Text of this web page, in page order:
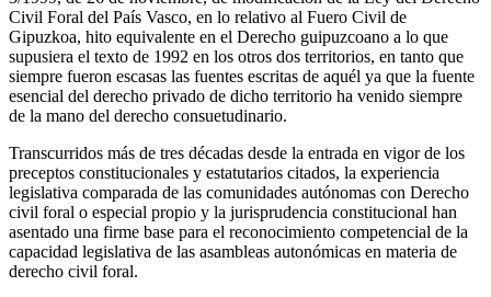
Civil Foral del País Vasco, en lo relativo al Fuero Civil de
Gipuzkoa, hito equivalente en el Derecho guipuzcoano a lo que
supusiera el texto de 1992 en los otros dos territorios, en tanto que
siempre fueron escasas las fuentes escritas de aquél ya que la fuente
esencial del derecho privado de dicho territorio ha venido siempre
de la mano del derecho consuetudinario.
Transcurridos más de tres décadas desde la entrada en vigor de los
preceptos constitucionales y estatutarios citados, la experiencia
legislativa comparada de las comunidades autónomas con Derecho
civil foral o especial propio y la jurisprudencia constitucional han
asentado una firme base para el reconocimiento competencial de la
capacidad legislativa de las asambleas autonómicas en materia de
derecho civil foral.